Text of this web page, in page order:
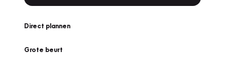
Direct plannen
Grote beurt